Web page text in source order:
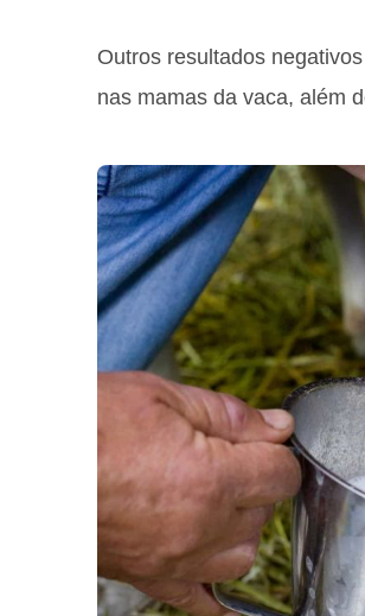
Outros resultados
nas mamas da vaca, além